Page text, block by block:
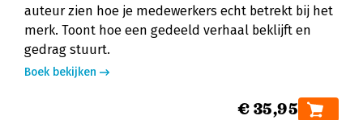
auteur zien hoe je medewerkers echt betrekt bij het
merk. Toont hoe een gedeeld verhaal beklijft en
gedrag stuurt.
Boek bekijken
€ 35,95